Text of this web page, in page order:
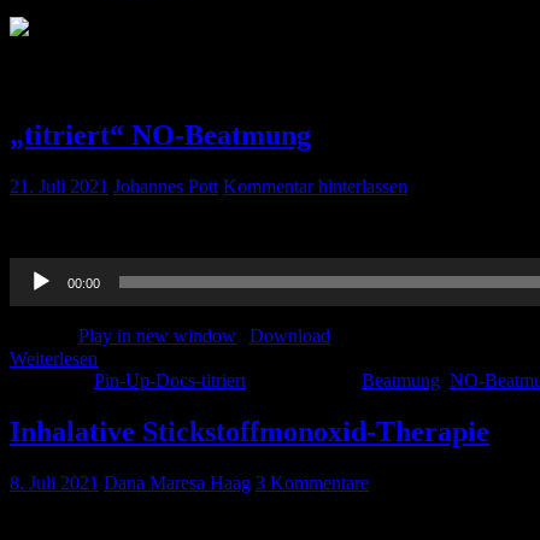
„titriert“ NO-Beatmung
21. Juli 2021 Johannes Pott Kommentar hinterlassen
Audio-
Player
00:00
Play in new window
Download
Weiterlesen
Pin-Up-Docs-titriert Beatmung NO-
Inhalative Stickstoffmonoxid-Therapie
8. Juli 2021 Dana Maresa Haag 3 Kommentare